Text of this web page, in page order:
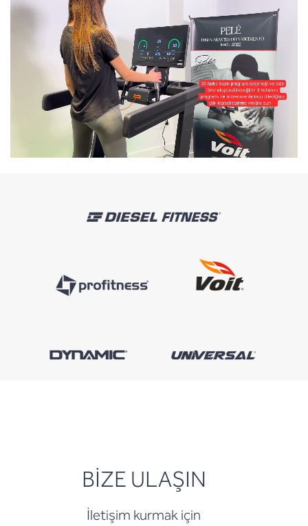
BİZE ULAŞIN
İletişim kurmak için